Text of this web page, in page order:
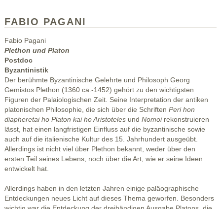
FABIO PAGANI
Fabio Pagani
Plethon und Platon
Postdoc
Byzantinistik
Der berühmte Byzantinische Gelehrte und Philosoph Georg
Gemistos Plethon (1360 ca.-1452) gehört zu den wichtigsten
Figuren der Palaiologischen Zeit. Seine Interpretation der antiken
platonischen Philosophie, die sich über die Schriften Peri hon
diapheretai ho Platon kai ho Aristoteles und Nomoirekonstruieren
lässt, hat einen langfristigen Einfluss auf die byzantinische sowie
auch auf die italienische Kultur des 15. Jahrhundert ausgeübt.
Allerdings ist nicht viel über Plethon bekannt, weder über den
ersten Teil seines Lebens, noch über die Art, wie er seine Ideen
entwickelt hat.
Allerdings haben in den letzten Jahren einige paläographische
Entdeckungen neues Licht auf dieses Thema geworfen. Besonders